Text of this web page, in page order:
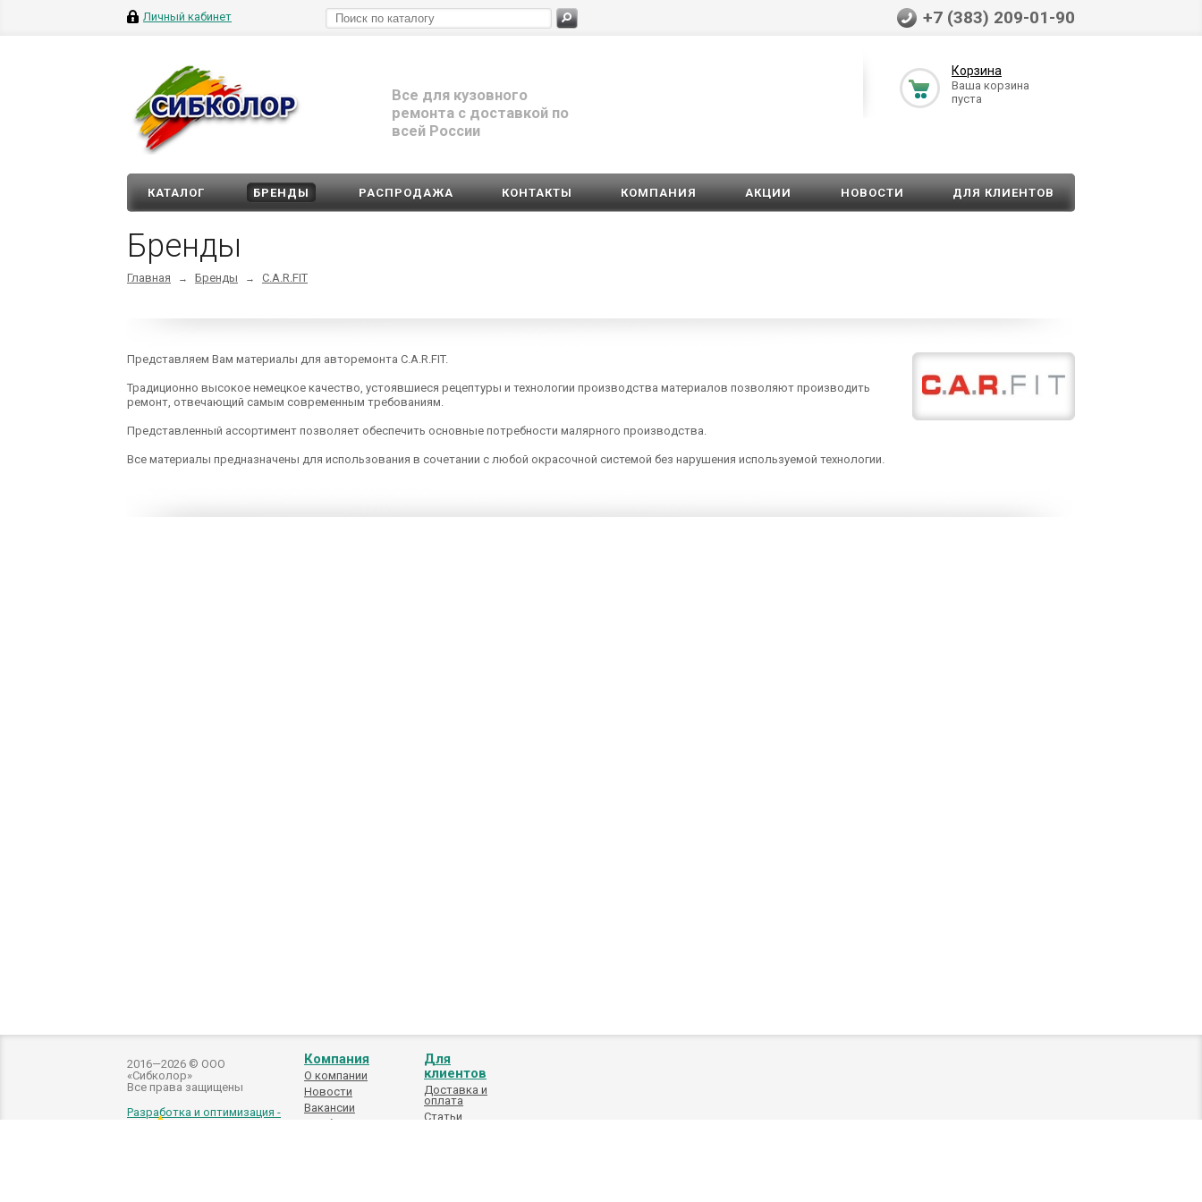
Личный кабинет +7 (383) 209-01-90
Все для кузовного
ремонта с доставкой по
всей России
Корзина
Ваша корзина
пуста
КАТАЛОГ БРЕНДЫ РАСПРОДАЖА КОНТАКТЫ КОМПАНИЯ АКЦИИ НОВОСТИ ДЛЯ КЛИЕНТОВ
Бренды
Главная → Бренды → C.A.R.FIT
Представляем Вам материалы для авторемонта C.A.R.FIT.
Традиционно высокое немецкое качество, устоявшиеся рецептуры и технологии производства материалов позволяют производить
ремонт, отвечающий самым современным требованиям.
Представленный ассортимент позволяет обеспечить основные потребности малярного производства.
Все материалы предназначены для использования в сочетании с любой окрасочной системой без нарушения используемой технологии.
2016—2026 © ООО
«Сибколор»
Все права защищены
Разработка и оптимизация -
Компания
О компании
Новости
Вакансии
Подбор
Для
клиентов
Доставка и
оплата
Статьи